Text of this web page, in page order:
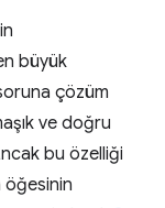
büyük
çözüm
ve doğru
bu özelliği
öğesinin